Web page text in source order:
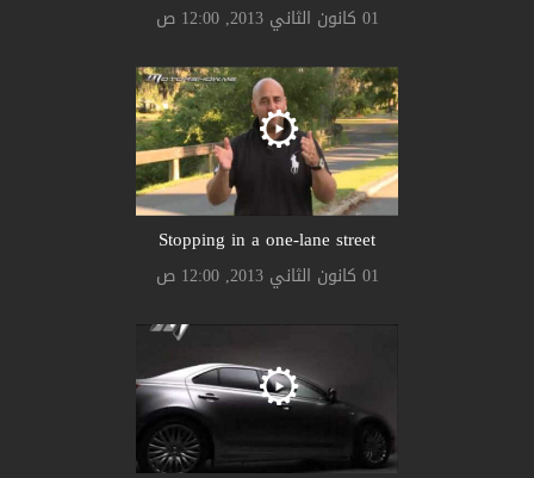
01 كانون الثاني 2013, 12:00 ص
Stopping in a one-lane street
01 كانون الثاني 2013, 12:00 ص